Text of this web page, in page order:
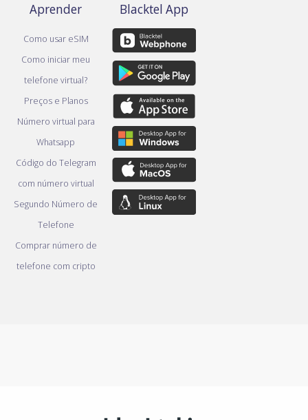
Aprender
Como usar eSIM
Como iniciar meu
telefone virtual?
Preços e Planos
Número virtual para
Whatsapp
Código do Telegram
com número virtual
Segundo Número de
Telefone
Comprar número de
telefone com cripto
Blacktel App